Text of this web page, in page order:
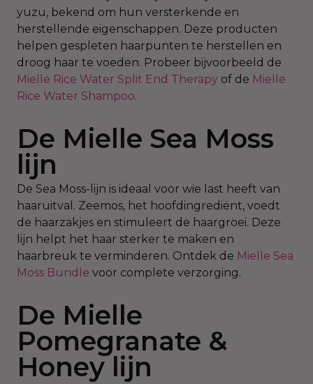
yuzu, bekend om hun versterkende en
herstellende eigenschappen. Deze producten
helpen gespleten haarpunten te herstellen en
droog haar te voeden. Probeer bijvoorbeeld de
Mielle Rice Water Split End Therapy of de Mielle
Rice Water Shampoo.
De Mielle Sea Moss
lijn
De Sea Moss-lijn is ideaal voor wie last heeft van
haaruitval. Zeemos, het hoofdingrediënt, voedt
de haarzakjes en stimuleert de haargroei. Deze
lijn helpt het haar sterker te maken en
haarbreuk te verminderen. Ontdek de Mielle Sea
Moss Bundle voor complete verzorging.
De Mielle
Pomegranate &
Honey lijn